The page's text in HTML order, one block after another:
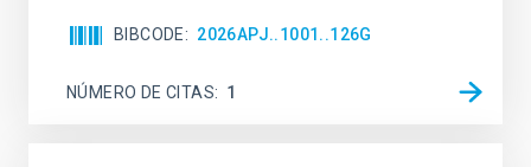
BIBCODE 2026APJ..1001..126G
NÚMERO DE CITAS 1